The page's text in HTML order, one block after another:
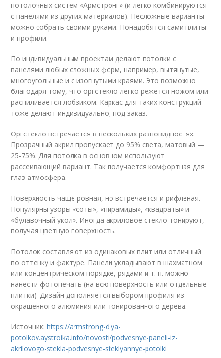
потолочных систем «Армстронг» (и легко комбинируются
с панелями из других материалов). Несложные варианты
можно собрать своими руками. Понадобятся сами плиты
и профили.
По индивидуальным проектам делают потолки с
панелями любых сложных форм, например, вытянутые,
многоугольные и с изогнутыми краями. Это возможно
благодаря тому, что оргстекло легко режется ножом или
распиливается лобзиком. Каркас для таких конструкций
тоже делают индивидуально, под заказ.
Оргстекло встречается в нескольких разновидностях.
Прозрачный акрил пропускает до 95% света, матовый —
25-75%. Для потолка в основном используют
рассеивающий вариант. Так получается комфортная для
глаз атмосфера.
Поверхность чаще ровная, но встречается и рифлёная.
Популярны узоры «соты», «пирамиды», «квадраты» и
«булавочный укол». Иногда акриловое стекло тонируют,
получая цветную поверхность.
Потолок составляют из одинаковых плит или отличный
по оттенку и фактуре. Панели укладывают в шахматном
или концентрическом порядке, рядами и т. п. можно
нанести фотопечать (на всю поверхность или отдельные
плитки). Дизайн дополняется выбором профиля из
окрашенного алюминия или тонированного дерева.
Источник:https://armstrong-dlya-
potolkov.aystroika.info/novosti/podvesnye-paneli-iz-
akrilovogo-stekla-podvesnye-steklyannye-potolki